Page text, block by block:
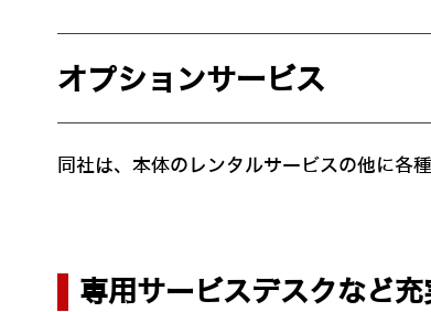
オプションサービス
同社は、本体のレンタルサービスの他に各
専用サービスデスクなど